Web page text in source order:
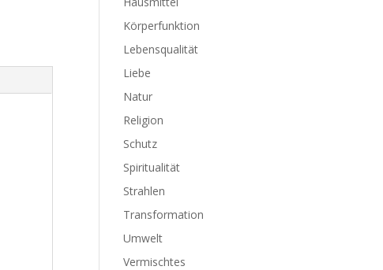
Körperfunktion
Lebensqualität
Liebe
Natur
Religion
Schutz
Spiritualität
Strahlen
Transformation
Umwelt
Vermischtes